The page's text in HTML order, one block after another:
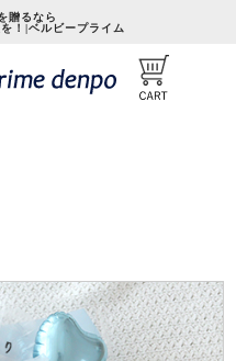
贈るなら
！|ベルビープライム